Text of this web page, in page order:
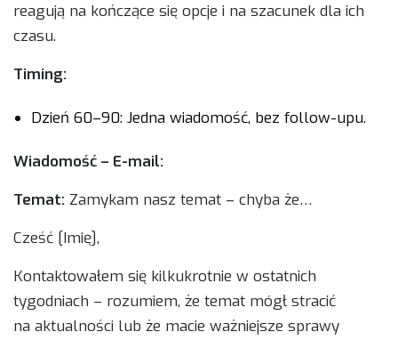
reagują na kończące się opcje i na szacunek dla ich
czasu.
Timing:
Dzień 60–90: Jedna wiadomość, bez follow-upu.
Wiadomość – E-mail:
Temat: Zamykam nasz temat – chyba że…
Cześć [Imię],
Kontaktowałem się kilkukrotnie w ostatnich
tygodniach – rozumiem, że temat mógł stracić
na aktualności lub że macie ważniejsze sprawy